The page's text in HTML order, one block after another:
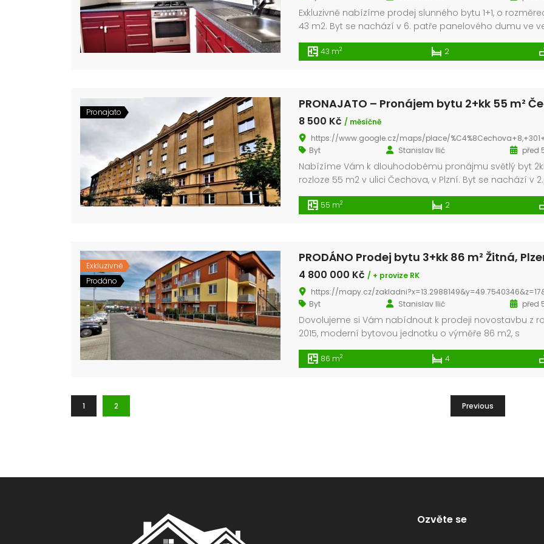
Exkluzivně nabízíme prodej slunného bytu 1+1, o
43 m2. Byt se nachází v 6. patře panelového dumu ve
klidné a příjemné lokalitě Vinice. V dosahu se nachází
základní vybavenost, jako jsou obchod, škola, školka a
43 m2 2
Pronajato
8 500 Kč / měsíčně
https://www.google.cz/maps/place/%C4%8Cechova+8,+301+00+Plze%C5%88+3/@49.7337948,13.3705121,17z/
Byt
Stanislav Ilić před
Nabízíme Vám k dlouhodobému pronájmu světlý byt
rozloze 55 m2 v ulici Čechova, v Plzní. Byt se nachází v
se spotřebiči, lednice, jídelní stůl, obývací stěna, sedací
55 m2 2
Exkluzivně
Prodáno
4 800 000 Kč / + provize RK
https://mapy.cz/
Byt
Stanislav Ilić před
Dovolujeme si Vám nabídnout k prodeji novostavbu z
2015, moderní bytovou jednotku o výměře 86 m2, s
na Vás příjemné bydlení, kde nic není daleko. Do centra
86 m2 4
Previous
1 2
Ozvěte se